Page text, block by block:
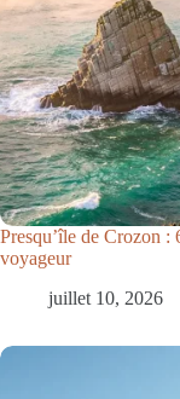
Presqu’île de Crozon :
voyageur
juillet 10, 2026